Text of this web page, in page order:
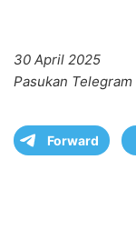
30 April 2025
Pasukan Telegram
Forward